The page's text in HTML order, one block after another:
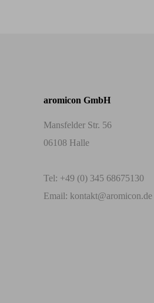
aromicon GmbH
Mansfelder Str. 56
06108 Halle
Tel: +49 (0) 345 68675130
Email: kontakt@aromicon.de